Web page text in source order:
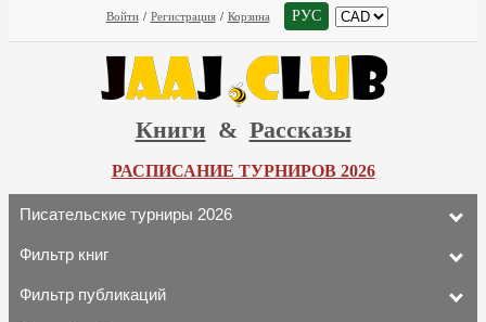
Войти / Регистрация / Корзина РУС
Книги & Рассказы
РАСПИСАНИЕ ТУРНИРОВ 2026
Писательские турниры 2026
Фильтр книг
Фильтр публикаций